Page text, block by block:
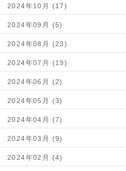
2024年10月 (17)
2024年09月 (5)
2024年08月 (23)
2024年07月 (19)
2024年06月 (2)
2024年05月 (3)
2024年04月 (7)
2024年03月 (9)
2024年02月 (4)